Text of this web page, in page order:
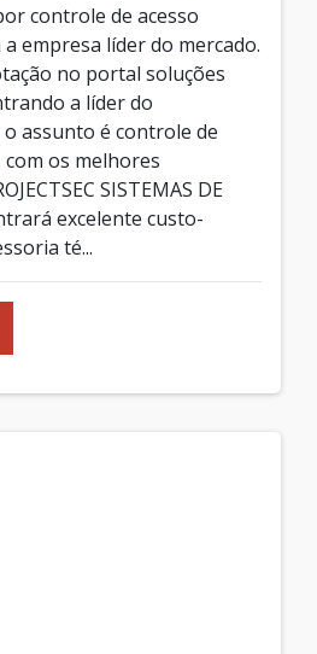
controle de acesso
empresa líder do mercado.
no portal soluções
a líder do
assunto é controle de
os melhores
SISTEMAS DE
excelente custo-
té...